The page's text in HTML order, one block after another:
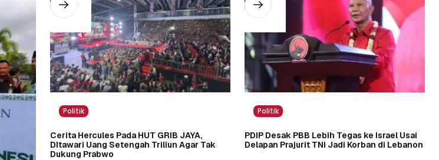
Politik
Cerita Hercules Pada HUT GRIB JAYA,
DItawari Uang Setengah Triliun Agar Tak
Dukung Prabwo
Politik
PDIP Desak PBB Lebih Tegas ke Israel Usai
Delapan Prajurit TNI Jadi Korban di Lebanon